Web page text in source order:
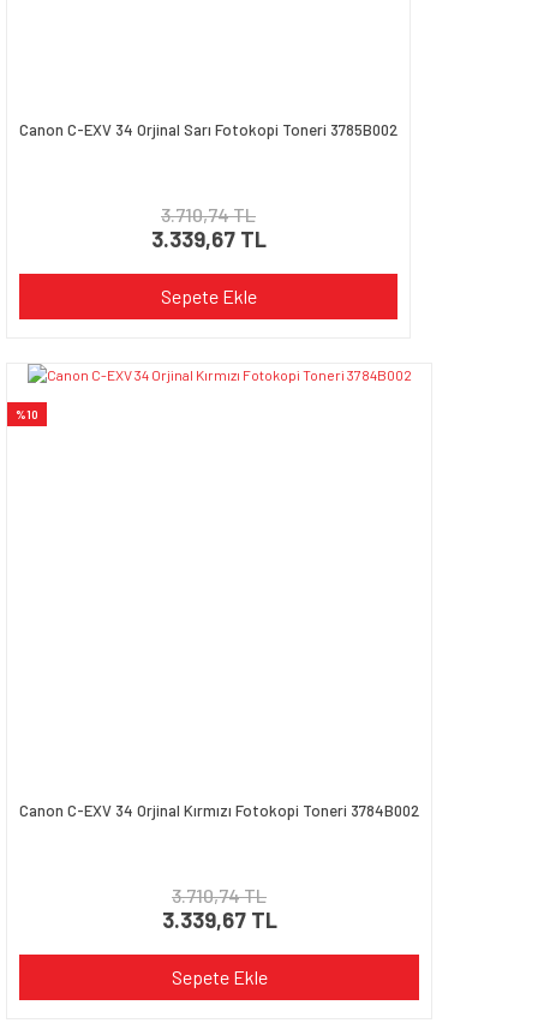
Canon C-EXV 34 Orjinal Sarı Fotokopi Toneri 3785B002
3.710,74 TL
3.339,67 TL
Sepete Ekle
%10
Canon C-EXV 34 Orjinal Kırmızı Fotokopi Toneri 3784B002
3.710,74 TL
3.339,67 TL
Sepete Ekle